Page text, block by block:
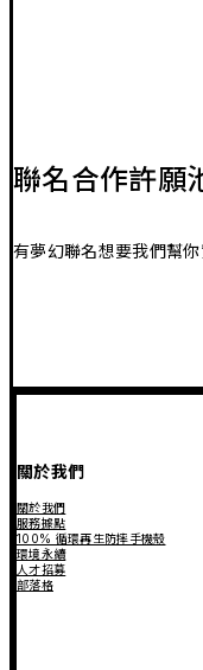
聯名合作許願
有夢幻聯名想要我們幫
關於我們
關於我們
服務據點
100% 循環再生防摔手機殼
環境永續
人才招募
部落格